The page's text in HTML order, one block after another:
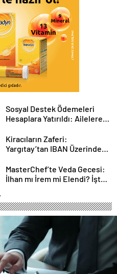
Sosyal Destek Ödemeleri
Hesaplara Yatırıldı: Ailelere
Kiracıların Zaferi:
Yargıtay’tan IBAN Üzerinden
MasterChef’te Veda Gecesi:
İlhan mı İrem mi Elendi? İşte